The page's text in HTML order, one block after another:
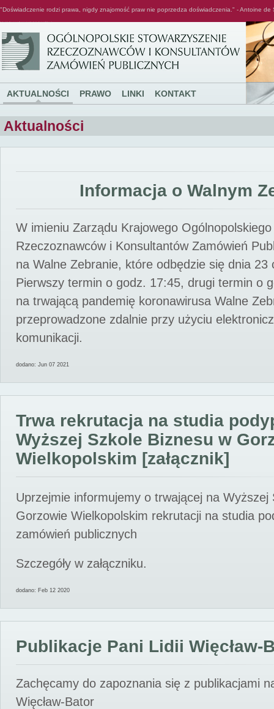
"Doświadczenie rodzi prawa, nigdy znajomość praw nie poprzedza doświadczenia." - Antoine de
AKTUALNOŚCI PRAWO LINKI KONTAKT
Aktualności
Informacja o Walnym
W imieniu Zarządu Krajowego
Rzeczoznawców i Konsultantów Zamówień
na Walne Zebranie, które odbędzie się dnia 23
Pierwszy termin o godz. 17:45, drugi termin o
na trwającą pandemię koronawirusa Walne
przeprowadzone zdalnie przy użyciu
komunikacji.
dodano: Jun 07 2021
Trwa rekrutacja na studia
Wyższej Szkole Biznesu w
Wielkopolskim [załącznik]
Uprzejmie informujemy o trwającej na Wyższej
Gorzowie Wielkopolskim rekrutacji na studia
zamówień publicznych
Szczegóły w załączniku.
dodano: Feb 12 2020
Publikacje Pani Lidii Więcław-
Zachęcamy do zapoznania się z publikacjami
Więcław-Bator